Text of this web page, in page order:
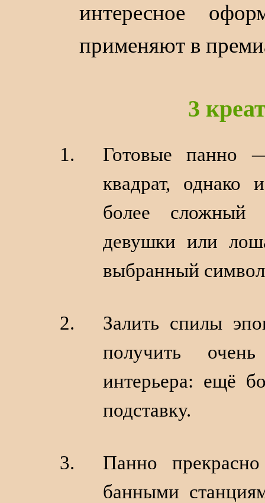
интересное
применяют в
3
Готовые панно
квадрат, однако
более сложный
девушки или
выбранный символ
Залить спилы
получить
интерьера: ещё
подставку.
Панно
банными